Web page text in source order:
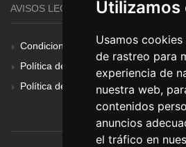
Utilizamos
Usamos
de rastreo para
experiencia de
nuestra web,
contenidos
anuncios
el tráfico en
AVISOS LEGALES
Condiciones Generales
Política de Cookies
Política de Privacidad